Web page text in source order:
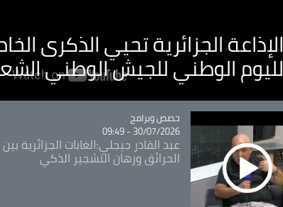
الإذاعة الجزائرية تحيي الذكرى
لليوم الوطني للجيش الوطني
Catégorie
حصص وبرامج
30/07/2026 - 09:49
عبد القادر جيجلي:الغابات الجزائرية
الحرائق ورهان التشجير الذكي